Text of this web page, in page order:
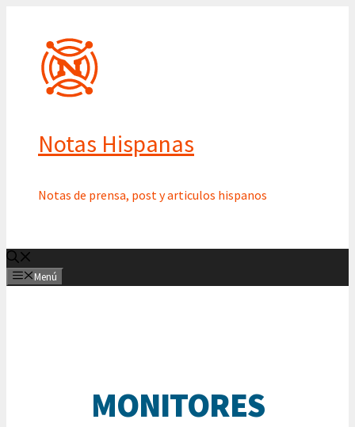
contenido
Notas Hispanas
Notas de prensa, post y articulos hispanos
Menú
MONITORES